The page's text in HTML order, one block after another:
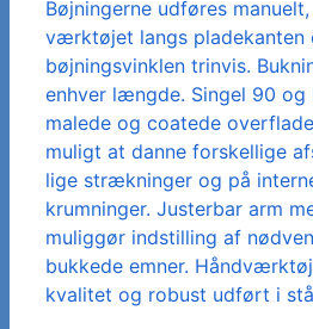
Bøjningerne udføres
værktøjet langs pladekanten
bøjningsvinklen trinvis.
enhver længde. Singel 90 og
malede og coatede
muligt at danne forskellige
lige strækninger og på
krumninger. Justerbar arm
muliggør indstilling af
bukkede emner.
kvalitet og robust udført i